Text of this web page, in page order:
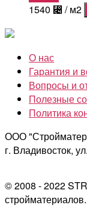
1540 ⃄ / м2
О нас
Гарантия и
Вопросы и
Полезные
Политика
ООО
г. Владивосток,
© 2008 - 2022